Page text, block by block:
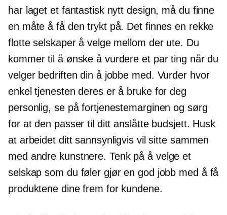
har laget et fantastisk nytt design, må du finne
en måte å få den trykt på. Det finnes en rekke
flotte selskaper å velge mellom der ute. Du
kommer til å ønske å vurdere et par ting når du
velger bedriften din å jobbe med. Vurder hvor
enkel tjenesten deres er å bruke for deg
personlig, se på fortjenestemarginen og sørg
for at den passer til ditt anslåtte budsjett. Husk
at arbeidet ditt sannsynligvis vil sitte sammen
med andre kunstnere. Tenk på å velge et
selskap som du føler gjør en god jobb med å få
produktene dine frem for kundene.